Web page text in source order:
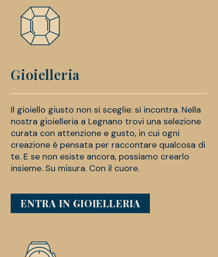
Gioielleria
Il gioiello giusto non si sceglie: si incontra. Nella
nostra gioielleria a Legnano trovi una selezione
curata con attenzione e gusto, in cui ogni
creazione è pensata per raccontare qualcosa di
te. E se non esiste ancora, possiamo crearlo
insieme. Su misura. Con il cuore.
ENTRA IN GIOIELLERIA